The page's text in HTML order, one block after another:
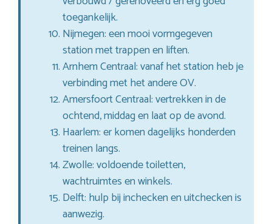
toegankelijk.
Nijmegen: een mooi vormgegeven
station met trappen en liften.
Arnhem Centraal: vanaf het station heb je
verbinding met het andere OV.
Amersfoort Centraal: vertrekken in de
ochtend, middag en laat op de avond.
Haarlem: er komen dagelijks honderden
treinen langs.
Zwolle: voldoende toiletten,
wachtruimtes en winkels.
Delft: hulp bij inchecken en uitchecken is
aanwezig.